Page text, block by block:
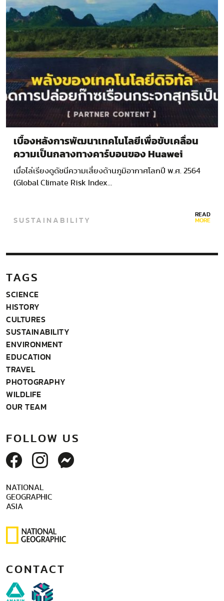
เบื้องหลังการพัฒนาเทคโนโลยีเพื่อขับเคลื่อน
ความเป็นกลางทางคาร์บอนของ Huawei
เมื่อไล่เรียงดูดัชนีความเสี่ยงด้านภูมิอากาศโลกปี พ.ศ. 2564
(Global Climate Risk Index…
SUSTAINABILITY READ
MORE
TAGS
SCIENCE
HISTORY
CULTURES
SUSTAINABILITY
ENVIRONMENT
EDUCATION
TRAVEL
PHOTOGRAPHY
WILDLIFE
OUR TEAM
FOLLOW US
NATIONAL
GEOGRAPHIC
ASIA
CONTACT